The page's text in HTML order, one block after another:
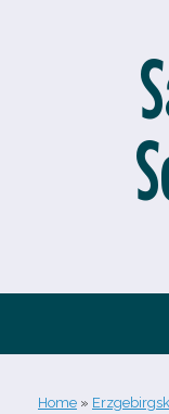
Home »